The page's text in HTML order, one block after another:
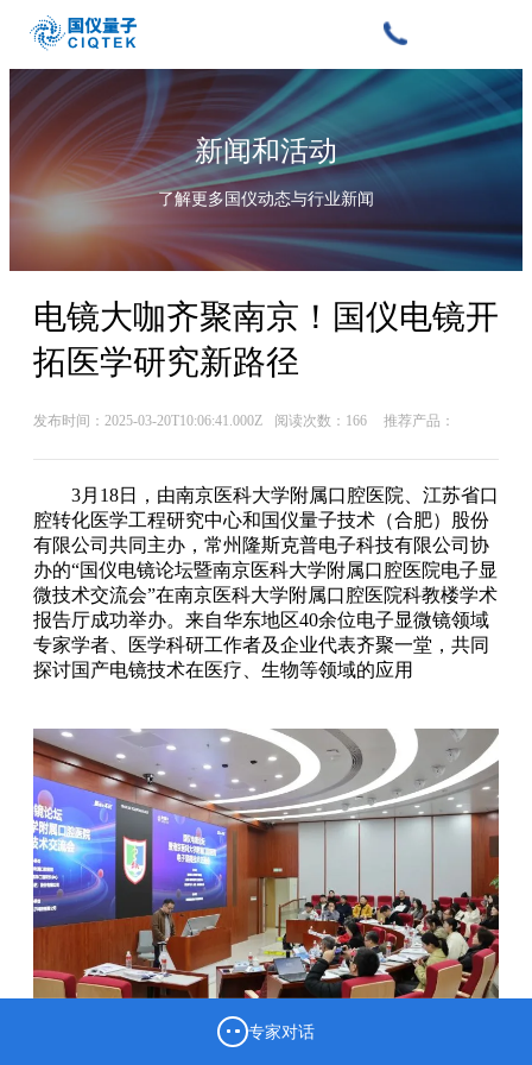
新闻和活动
了解更多国仪动态与行业新闻
电镜大咖齐聚南京！国仪电镜开
拓医学研究新路径
发布时间：2025-03-20T10:06:41.000Z 阅读次数：166 推荐产品：
3月18日，由南京医科大学附属口腔医院、江苏省口
腔转化医学工程研究中心和国仪量子技术（合肥）股份
有限公司共同主办，常州隆斯克普电子科技有限公司协
办的“国仪电镜论坛暨南京医科大学附属口腔医院电子显
微技术交流会”在南京医科大学附属口腔医院科教楼学术
报告厅成功举办。来自华东地区40余位电子显微镜领域
专家学者、医学科研工作者及企业代表齐聚一堂，共同
探讨国产电镜技术在医疗、生物等领域的应用
专家对话